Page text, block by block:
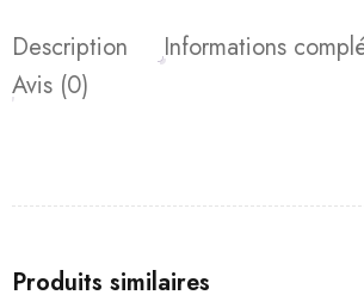
Description
Informations
Avis (0)
Produits similaires